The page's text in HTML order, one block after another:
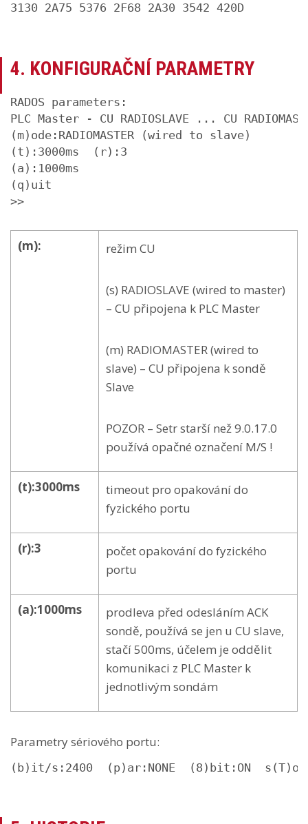
3130 2A75 5376 2F68 2A30 3542 420D
4. KONFIGURAČNÍ PARAMETRY
RADOS parameters:
PLC Master - CU RADIOSLAVE ... CU
(m)ode:RADIOMASTER (wired to slave)
(t):3000ms  (r):3
(a):1000ms
(q)uit
>>
(m): režim CU
(s) RADIOSLAVE (wired to master)
– CU připojena k PLC Master
(m) RADIOMASTER (wired to
slave) – CU připojena k sondě
Slave
POZOR – Setr starší než 9.0.17.0
používá opačné označení M/S !
(t):3000ms
timeout pro opakování do
fyzického portu
(r):3
počet opakování do fyzického
portu
(a):1000ms
prodleva před odesláním ACK
sondě, používá se jen u CU slave,
stačí 500ms, účelem je oddělit
komunikaci z PLC Master k
jednotlivým sondám
Parametry sériového portu:
(b)it/s:2400  (p)ar:NONE  (8)bit:ON